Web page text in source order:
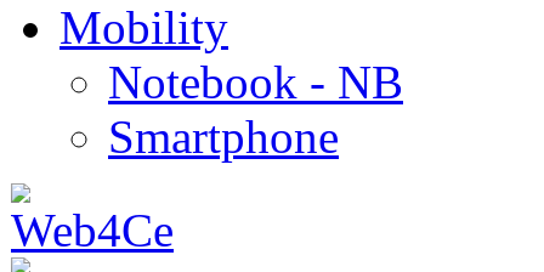
Mobility
Notebook - NB
Smartphone